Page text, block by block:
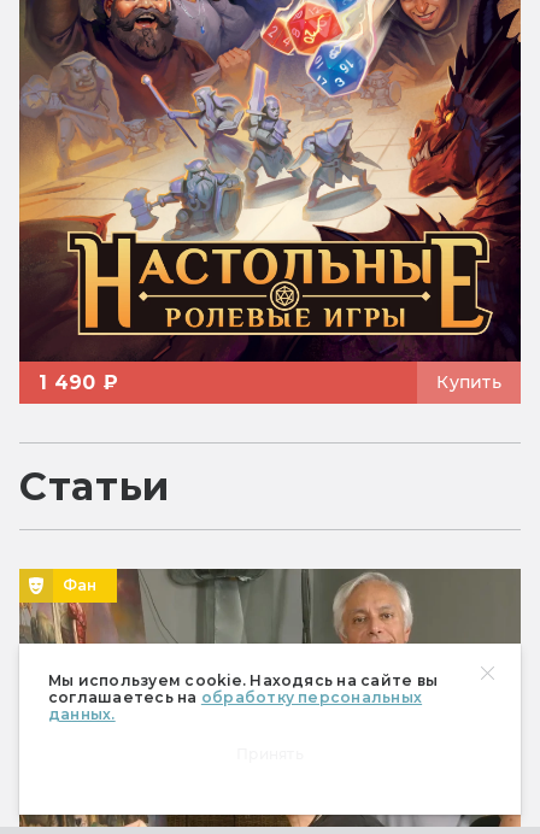
Мы используем cookie. Находясь на сайте вы
соглашаетесь на обработку персональных
данных.
1 490 ₽ Купить
Статьи
Фан